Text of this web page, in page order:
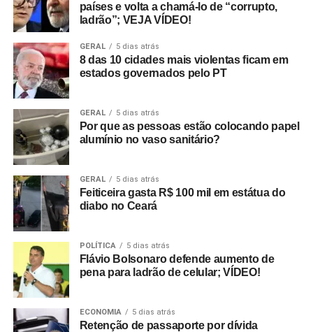
países e volta a chamá-lo de “corrupto,
ladrão”; VEJA VÍDEO!
GERAL 5 dias atrás
8 das 10 cidades mais violentas ficam em
estados governados pelo PT
GERAL 5 dias atrás
Por que as pessoas estão colocando papel
alumínio no vaso sanitário?
GERAL 5 dias atrás
Feiticeira gasta R$ 100 mil em estátua do
diabo no Ceará
POLÍTICA 5 dias atrás
Flávio Bolsonaro defende aumento de
pena para ladrão de celular; VÍDEO!
ECONOMIA 5 dias atrás
Retenção de passaporte por dívida